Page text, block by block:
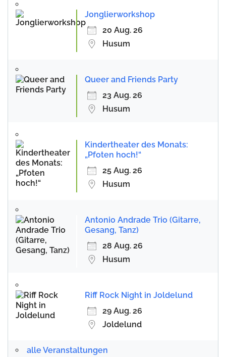
Jonglierworkshop
20 Aug. 26
Husum
Queer and Friends Party
23 Aug. 26
Husum
Kindertheater des Monats:
„Pfoten hoch!“
25 Aug. 26
Husum
Antonio Andrade Trio (Gitarre,
Gesang, Tanz)
28 Aug. 26
Husum
Riff Rock Night in Joldelund
29 Aug. 26
Joldelund
alle Veranstaltungen